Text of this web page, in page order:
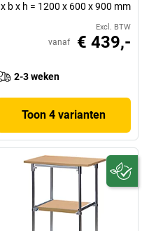
l x b x h = 1200 x 600 x 900 mm
Excl. BTW
vanaf € 439,-
2-3 weken
Toon 4 varianten